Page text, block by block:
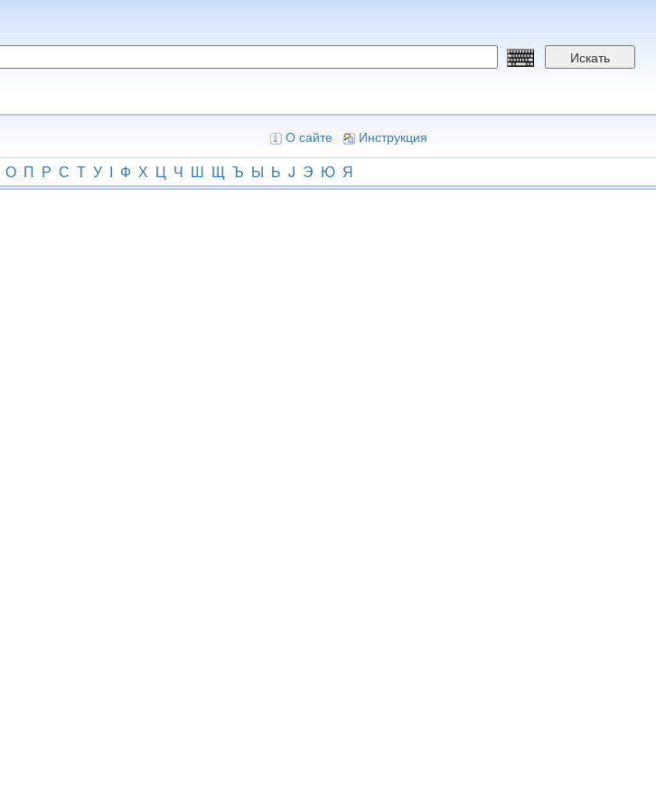
Искать
О сайте Инструкция
О П Р С Т У І Ф Х Ц Ч Ш Щ Ъ Ы Ь J Э Ю Я